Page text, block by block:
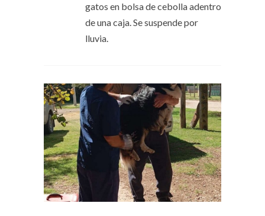
gatos en bolsa de cebolla adentro
de una caja. Se suspende por
lluvia.